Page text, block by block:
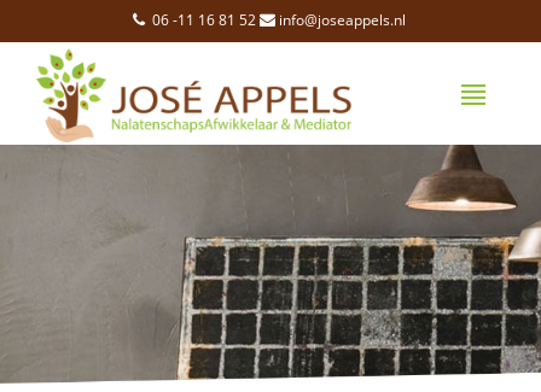
06 -11 16 81 52 info@joseappels.nl